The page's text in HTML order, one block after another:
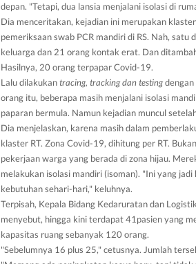
depan. "Tetapi, dua lansia menjalani isolasi di
Dia menceritakan, kejadian ini merupakan
pemeriksaan swab PCR mandiri di RS. Nah,
keluarga dan 21 orang kontak erat. Dan
Hasilnya, 20 orang terpapar Covid-19.
Lalu dilakukan tracing, tracking dan testing
orang itu, beberapa masih menjalani isolasi
paparan bermula. Namun kejadian muncul
Dia menjelaskan, karena masih dalam
klaster RT. Zona Covid-19, dihitung per RT.
pekerjaan warga yang berada di zona hijau.
melakukan isolasi mandiri (isoman). "Ini yang
kebutuhan sehari-hari," keluhnya.
Terpisah, Kepala Bidang Kedaruratan dan
menyebut, hingga kini terdapat 41pasien yang
kapasitas ruang sebanyak 120 orang.
"Sebelumnya 16 plus 25," cetusnya. Jumlah